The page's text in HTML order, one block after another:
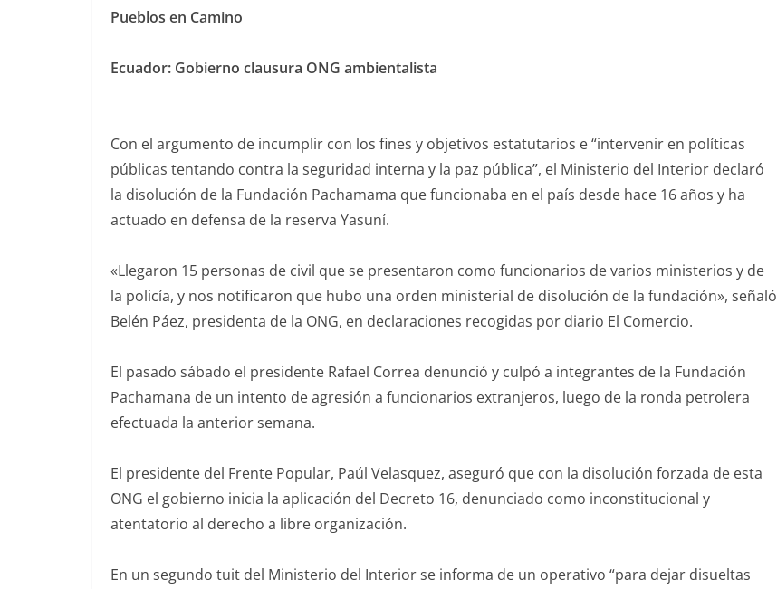
Pueblos en Camino
Ecuador: Gobierno clausura ONG ambientalista
Con el argumento de incumplir con los fines y objetivos estatutarios e “intervenir en políticas
públicas tentando contra la seguridad interna y la paz pública”, el Ministerio del Interior declaró
la disolución de la Fundación Pachamama que funcionaba en el país desde hace 16 años y ha
actuado en defensa de la reserva Yasuní.
«Llegaron 15 personas de civil que se presentaron como funcionarios de varios ministerios y de
la policía, y nos notificaron que hubo una orden ministerial de disolución de la fundación», señaló
Belén Páez, presidenta de la ONG, en declaraciones recogidas por diario El Comercio.
El pasado sábado el presidente Rafael Correa denunció y culpó a integrantes de la Fundación
Pachamana de un intento de agresión a funcionarios extranjeros, luego de la ronda petrolera
efectuada la anterior semana.
El presidente del Frente Popular, Paúl Velasquez, aseguró que con la disolución forzada de esta
ONG el gobierno inicia la aplicación del Decreto 16, denunciado como inconstitucional y
atentatorio al derecho a libre organización.
En un segundo tuit del Ministerio del Interior se informa de un operativo “para dejar disueltas